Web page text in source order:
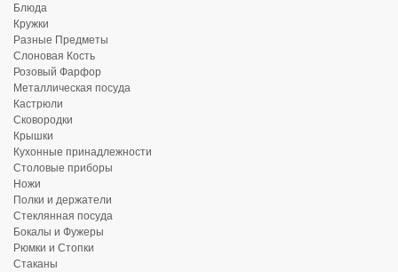
Блюда
Кружки
Разные Предметы
Слоновая Кость
Розовый Фарфор
Металлическая посуда
Кастрюли
Сковородки
Крышки
Кухонные принадлежности
Столовые приборы
Ножи
Полки и держатели
Стеклянная посуда
Бокалы и Фужеры
Рюмки и Стопки
Стаканы